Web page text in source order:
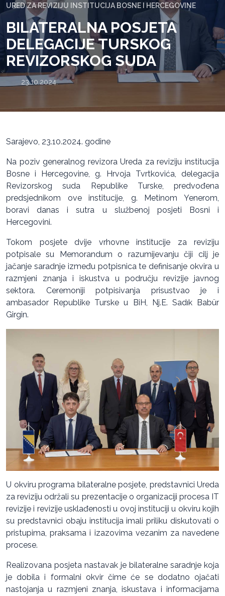
URED ZA REVIZIJU INSTITUCIJA BOSNE I HERCEGOVINE
BILATERALNA POSJETA
DELEGACIJE TURSKOG
REVIZORSKOG SUDA
23.10.2024.
Sarajevo, 23.10.2024. godine
Na poziv generalnog revizora Ureda za reviziju institucija
Bosne i Hercegovine, g. Hrvoja Tvrtkovića, delegacija
Revizorskog suda Republike Turske, predvođena
predsjednikom ove institucije, g. Metinom Yenerom,
boravi danas i sutra u službenoj posjeti Bosni i
Hercegovini.
Tokom posjete dvije vrhovne institucije za reviziju
potpisale su Memorandum o razumijevanju čiji cilj je
jačanje saradnje između potpisnica te definisanje okvira u
razmjeni znanja i iskustva u području revizije javnog
sektora. Ceremoniji potpisivanja prisustvao je i
ambasador Republike Turske u BiH, Nj.E. Sadık Babür
Girgin.
U okviru programa bilateralne posjete, predstavnici Ureda
za reviziju održali su prezentacije o organizaciji procesa IT
revizije i revizije usklađenosti u ovoj instituciji u okviru kojih
su predstavnici obaju institucija imali priliku diskutovati o
pristupima, praksama i izazovima vezanim za navedene
procese.
Realizovana posjeta nastavak je bilateralne saradnje koja
je dobila i formalni okvir čime će se dodatno ojačati
nastojanja u razmjeni znanja, iskustava i informacijama